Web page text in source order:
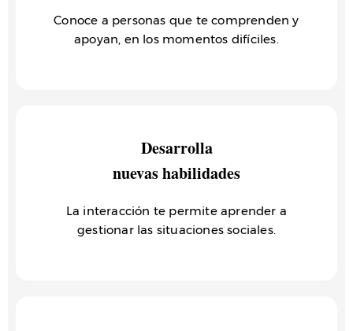
Conoce a personas que te comprenden y
apoyan, en los momentos difíciles.
Desarrolla
nuevas habilidades
La interacción te permite aprender a
gestionar las situaciones sociales.